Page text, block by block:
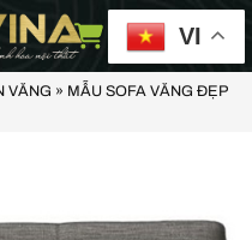
VI
VĂNG » MẪU SOFA VĂNG ĐẸP